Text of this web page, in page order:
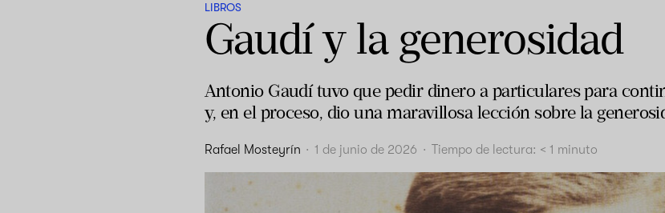
LIBROS
Gaudí y la generosidad
Antonio Gaudí tuvo que pedir dinero a particulares para
y, en el proceso, dio una maravillosa lección sobre la
Rafael Mosteyrín · 1 de junio de 2026 · Tiempo de lectura: < 1 minuto